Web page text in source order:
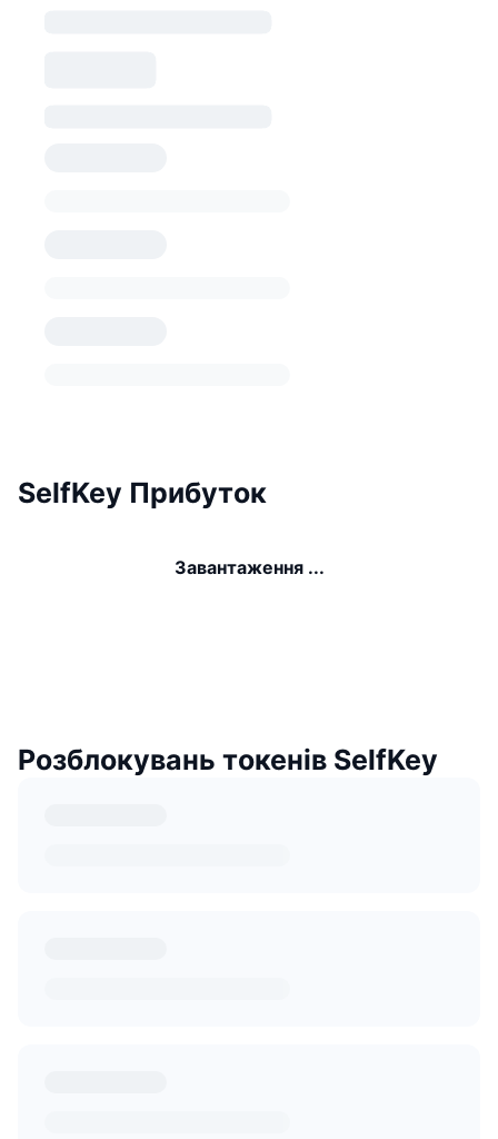
SelfKey Прибуток
Завантаження ...
Розблокувань токенів SelfKey